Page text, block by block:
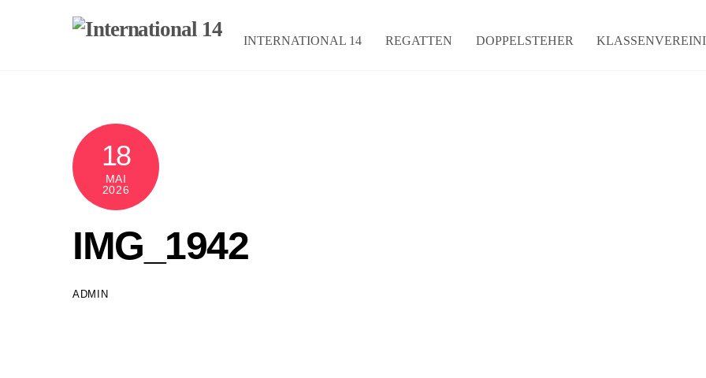
INTERNATIONAL 14
REGATTEN DOPPELSTEHER
18
MAI
2026
IMG_1942
ADMIN